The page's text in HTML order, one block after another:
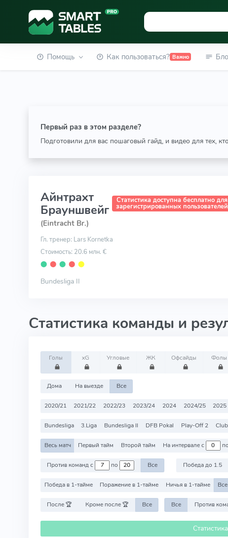
Помощь Как пользоваться? Важно
Первый раз в этом разделе?
Подготовили для вас пошаговый гайд, и видео для тех,
Айнтрахт
Брауншвейг
Статистика доступна бесплатно для
зарегистрированных пользователей
(Eintracht Br.)
Гл. тренер: Lars Kornetka
Стоимость: 20.6 млн. €
⬤ ⬤ ⬤ ⬤ ⬤
Bundesliga II
Статистика команды и
Голы xG Угловые ЖК Офсайды Фолы
Дома На выезде Все
2020/21 2021/22 2022/23 2023/24 2024 2024/25 2025
Bundesliga 3.Liga Bundesliga II DFB Pokal Play-Off 2
Весь матч Первый тайм Второй тайм На интервале с по
Против команд с по Все Победа до 1.5
Победа в 1-тайме Поражение в 1-тайме Ничья в 1-тайме Все
После 🏆 Кроме после 🏆 Все Все